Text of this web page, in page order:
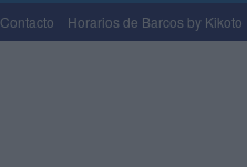
Contacto Horarios de Barcos by Kikoto